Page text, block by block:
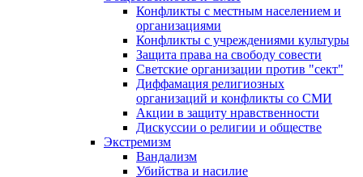
Конфликты с местным населением и
организациями
Конфликты с учреждениями культуры
Защита права на свободу совести
Светские организации против "сект"
Диффамация религиозных
организаций и конфликты со СМИ
Акции в защиту нравственности
Дискуссии о религии и обществе
Экстремизм
Вандализм
Убийства и насилие